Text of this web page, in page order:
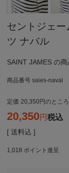
セントジェ
ツ ナバル
SAINT JAMES の
商品番号 saies-naval
定価 20,350 のところ
20,350 税込
送料込
1,018 ポイント進呈